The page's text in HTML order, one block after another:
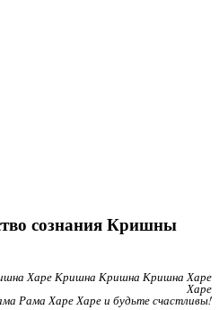
сознания Кришны
Харе Кришна Кришна Кришна Харе
Харе
Рама Харе Харе и будьте счастливы!